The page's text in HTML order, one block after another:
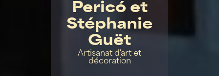
Pericó et
Stéphanie
Guët
Artisanat d'art et
décoration